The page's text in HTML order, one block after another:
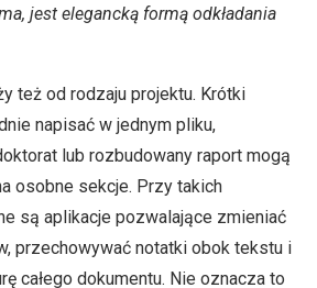
jest elegancką formą odkładania
też od rodzaju projektu. Krótki
napisać w jednym pliku,
lub rozbudowany raport mogą
osobne sekcje. Przy takich
są aplikacje pozwalające zmieniać
przechowywać notatki obok tekstu i
całego dokumentu. Nie oznacza to